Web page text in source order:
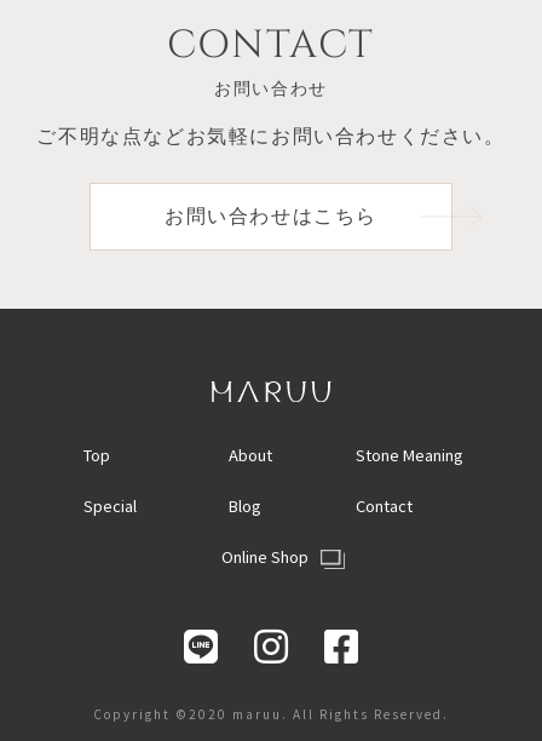
CONTACT
お問い合わせ
ご不明な点などお気軽にお問い合わせください。
お問い合わせはこちら
Top About Stone Meaning
Special Blog Contact
Online Shop
Copyright ©2020 maruu. All Rights Reserved.